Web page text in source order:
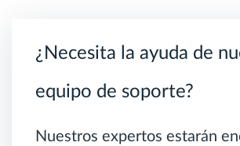
¿Necesita la ayuda de
equipo de soporte?
Nuestros expertos estarán